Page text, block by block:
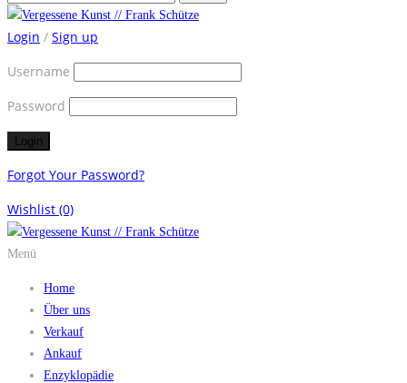
Login / Sign up
Username
Password
Forgot Your Password?
Wishlist (0)
Menü
Home
Über uns
Verkauf
Ankauf
Enzyklopädie